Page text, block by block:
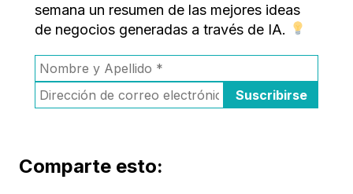
semana un resumen de las mejores ideas
de negocios generadas a través de IA.
Comparte esto: